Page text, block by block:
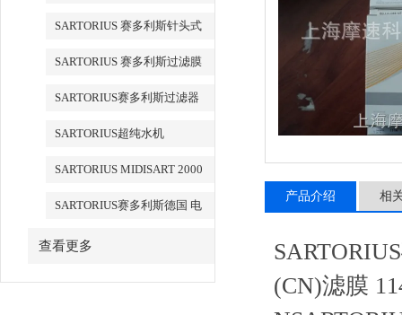
SARTORIUS 赛多利斯针头式
SARTORIUS 赛多利斯过滤膜
SARTORIUS赛多利斯过滤器
SARTORIUS超纯水机
SARTORIUS MIDISART 2000
SARTORIUS赛多利斯德国 电
查看更多
产品介绍 相
(CN)滤膜